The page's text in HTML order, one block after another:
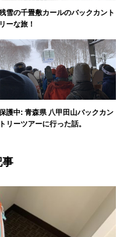
雪の千畳敷カールのバックカント
リーな旅！
護中: 青森県 八甲田山バックカン
トリーツアーに行った話。
事